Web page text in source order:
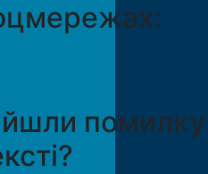
помилку